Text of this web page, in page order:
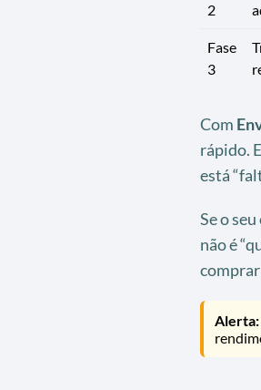
2
Fase
3
Com
rápido.
está
Se o
não é
comprar
Alerta: